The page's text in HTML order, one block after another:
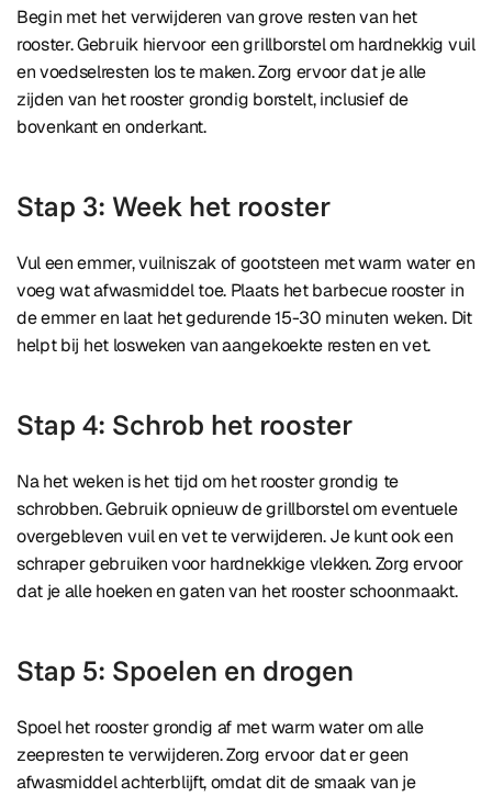
Begin met het verwijderen van grove resten van het
rooster. Gebruik hiervoor een grillborstel om hardnekkig vuil
en voedselresten los te maken. Zorg ervoor dat je alle
zijden van het rooster grondig borstelt, inclusief de
bovenkant en onderkant.
Stap 3: Week het rooster
Vul een emmer, vuilniszak of gootsteen met warm water en
voeg wat afwasmiddel toe. Plaats het barbecue rooster in
de emmer en laat het gedurende 15-30 minuten weken. Dit
helpt bij het losweken van aangekoekte resten en vet.
Stap 4: Schrob het rooster
Na het weken is het tijd om het rooster grondig te
schrobben. Gebruik opnieuw de grillborstel om eventuele
overgebleven vuil en vet te verwijderen. Je kunt ook een
schraper gebruiken voor hardnekkige vlekken. Zorg ervoor
dat je alle hoeken en gaten van het rooster schoonmaakt.
Stap 5: Spoelen en drogen
Spoel het rooster grondig af met warm water om alle
zeepresten te verwijderen. Zorg ervoor dat er geen
afwasmiddel achterblijft, omdat dit de smaak van je